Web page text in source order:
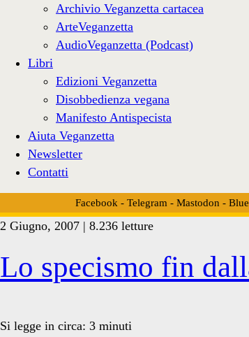
Archivio Veganzetta cartacea
ArteVeganzetta
AudioVeganzetta (Podcast)
Libri
Edizioni Veganzetta
Disobbedienza vegana
Manifesto Antispecista
Aiuta Veganzetta
Newsletter
Contatti
Facebook - Telegram - Mastodon -
2 Giugno, 2007 | 8.236 letture
Lo specismo fin
Si legge in circa: 3 minuti